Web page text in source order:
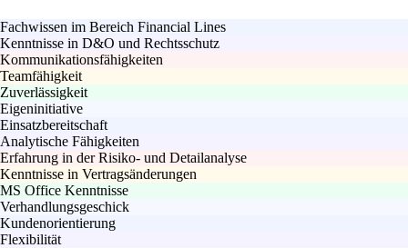
Fachwissen im Bereich Financial Lines
Kenntnisse in D&O und Rechtsschutz
Kommunikationsfähigkeiten
Teamfähigkeit
Zuverlässigkeit
Eigeninitiative
Einsatzbereitschaft
Analytische Fähigkeiten
Erfahrung in der Risiko- und Detailanalyse
Kenntnisse in Vertragsänderungen
MS Office Kenntnisse
Verhandlungsgeschick
Kundenorientierung
Flexibilität